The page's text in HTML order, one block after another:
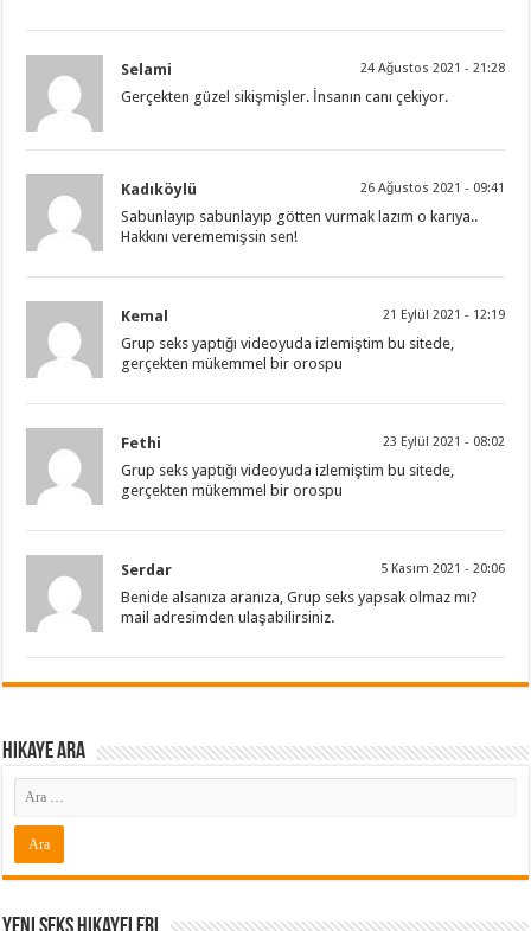
Selami 24 Ağustos 2021 - 21:28
Gerçekten güzel sikişmişler. İnsanın canı çekiyor.
Kadıköylü 26 Ağustos 2021 - 09:41
Sabunlayıp sabunlayıp götten vurmak lazım o karıya..
Hakkını verememişsin sen!
Kemal 21 Eylül 2021 - 12:19
Grup seks yaptığı videoyuda izlemiştim bu sitede,
gerçekten mükemmel bir orospu
Fethi 23 Eylül 2021 - 08:02
Grup seks yaptığı videoyuda izlemiştim bu sitede,
gerçekten mükemmel bir orospu
Serdar 5 Kasım 2021 - 20:06
Benide alsanıza aranıza, Grup seks yapsak olmaz mı?
mail adresimden ulaşabilirsiniz.
Hikaye ARA